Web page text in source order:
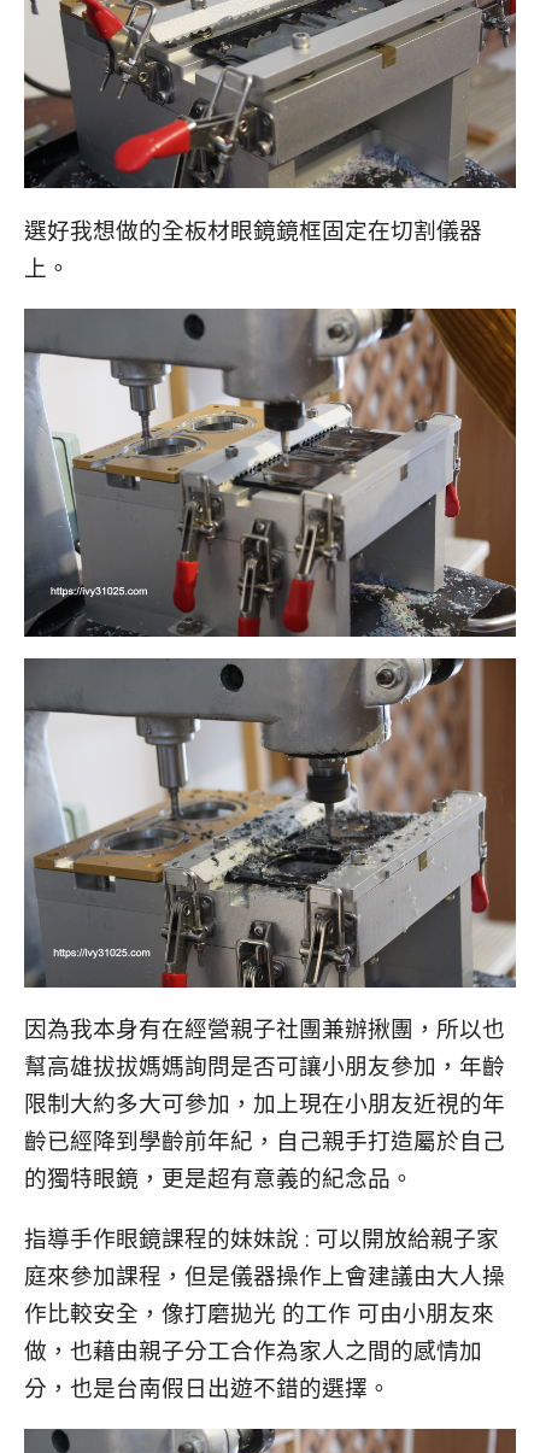
選好我想做的全板材眼鏡鏡框固定在切割儀器
上。
因為我本身有在經營親子社團兼辦揪團，所以也
幫高雄拔拔媽媽詢問是否可讓小朋友參加，年齡
限制大約多大可參加，加上現在小朋友近視的年
齡已經降到學齡前年紀，自己親手打造屬於自己
的獨特眼鏡，更是超有意義的紀念品。
指導手作眼鏡課程的妹妹說 : 可以開放給親子家
庭來參加課程，但是儀器操作上會建議由大人操
作比較安全，像打磨拋光 的工作 可由小朋友來
做，也藉由親子分工合作為家人之間的感情加
分，也是台南假日出遊不錯的選擇。